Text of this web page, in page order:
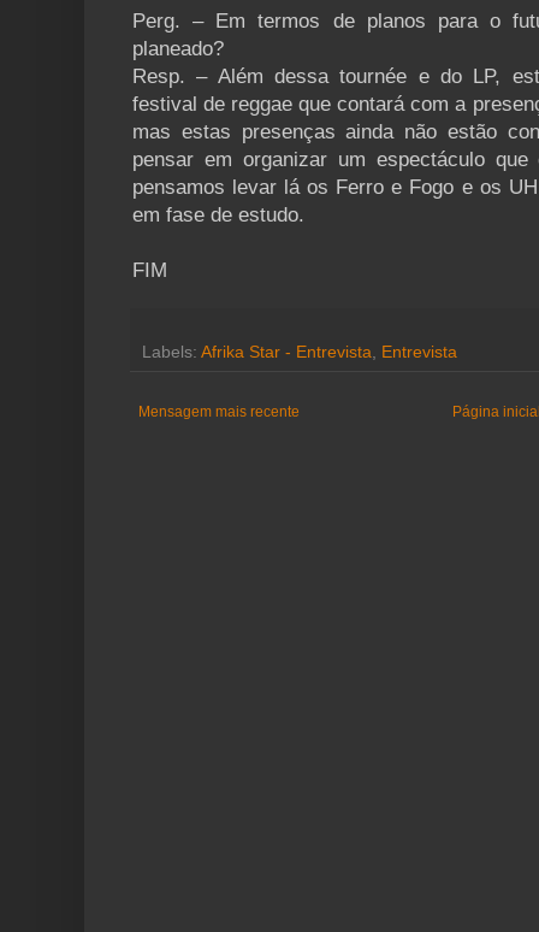
Perg. – Em termos de planos para o
planeado?
Resp. – Além dessa tournée e do LP,
festival de reggae que contará com a
mas estas presenças ainda não estão
pensar em organizar um espectáculo
pensamos levar lá os Ferro e Fogo e os
em fase de estudo.
FIM
Labels: Afrika Star - Entrevista, Entrevista
Mensagem mais recente Página